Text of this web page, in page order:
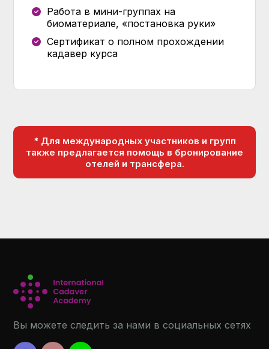
Работа в мини-группах на
биоматериале, «постановка руки»
Сертификат о полном прохождении
кадавер курса
* Для международных участников и групп
также предлагается помощь в бронирование
отелей и трансфера.
Вы можете следить за нами в социальных сетях